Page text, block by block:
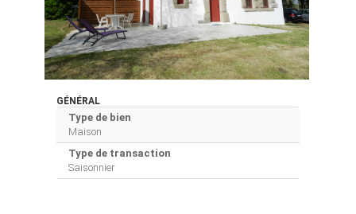
GÉNÉRAL
Type de bien
Maison
Type de transaction
Saisonnier